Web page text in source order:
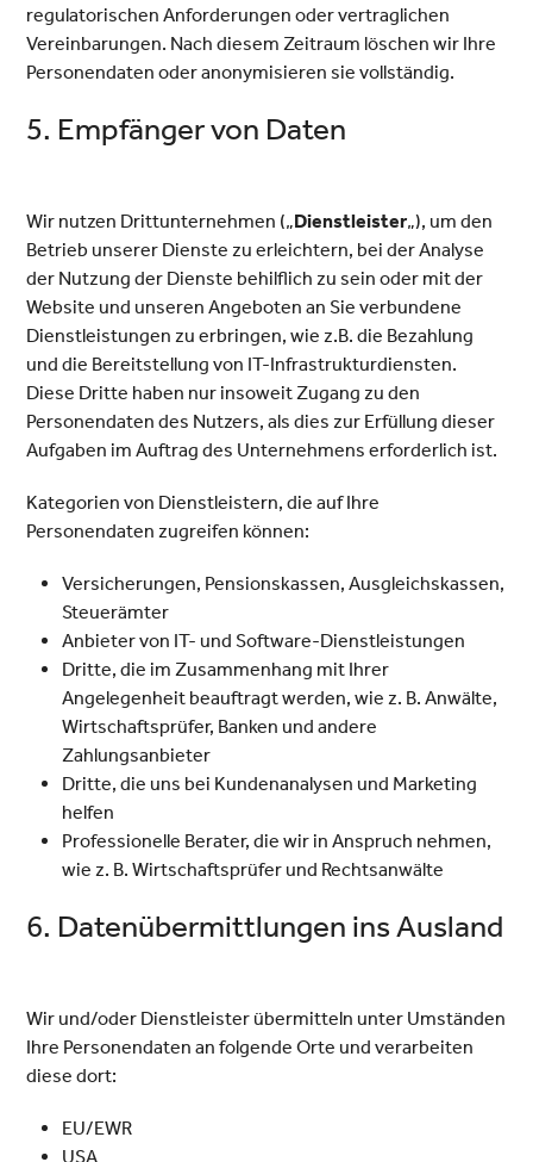
regulatorischen Anforderungen oder vertraglichen
Vereinbarungen. Nach diesem Zeitraum löschen wir Ihre
Personendaten oder anonymisieren sie vollständig.
5. Empfänger von Daten
Wir nutzen Drittunternehmen („Dienstleister„), um den
Betrieb unserer Dienste zu erleichtern, bei der Analyse
der Nutzung der Dienste behilflich zu sein oder mit der
Website und unseren Angeboten an Sie verbundene
Dienstleistungen zu erbringen, wie z.B. die Bezahlung
und die Bereitstellung von IT-Infrastrukturdiensten.
Diese Dritte haben nur insoweit Zugang zu den
Personendaten des Nutzers, als dies zur Erfüllung dieser
Aufgaben im Auftrag des Unternehmens erforderlich ist.
Kategorien von Dienstleistern, die auf Ihre
Personendaten zugreifen können:
Versicherungen, Pensionskassen, Ausgleichskassen,
Steuerämter
Anbieter von IT- und Software-Dienstleistungen
Dritte, die im Zusammenhang mit Ihrer
Angelegenheit beauftragt werden, wie z. B. Anwälte,
Wirtschaftsprüfer, Banken und andere
Zahlungsanbieter
Dritte, die uns bei Kundenanalysen und Marketing
helfen
Professionelle Berater, die wir in Anspruch nehmen,
wie z. B. Wirtschaftsprüfer und Rechtsanwälte
6. Datenübermittlungen ins Ausland
Wir und/oder Dienstleister übermitteln unter Umständen
Ihre Personendaten an folgende Orte und verarbeiten
diese dort:
EU/EWR
USA